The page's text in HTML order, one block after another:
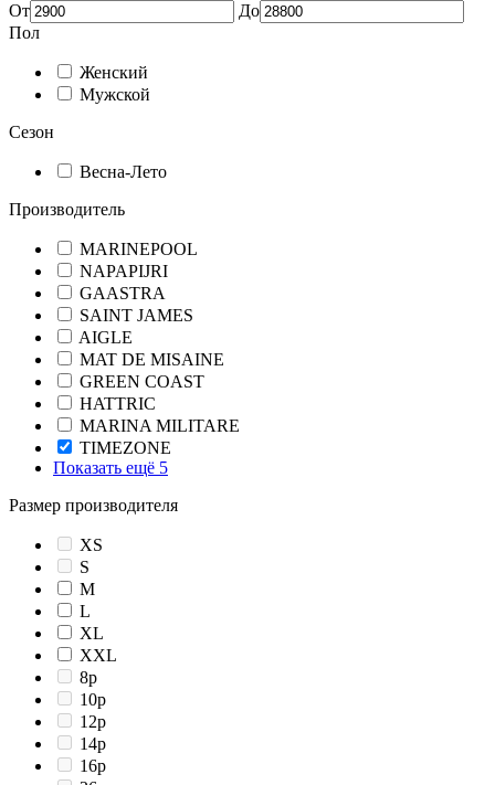
От
До
Пол
Женский
Мужской
Сезон
Весна-Лето
Производитель
MARINEPOOL
NAPAPIJRI
GAASTRA
SAINT JAMES
AIGLE
MAT DE MISAINE
GREEN COAST
HATTRIC
MARINA MILITARE
TIMEZONE
Показать ещё 5
Размер производителя
XS
S
M
L
XL
XXL
8р
10р
12р
14р
16р